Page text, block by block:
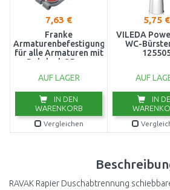
7,63 €
Franke
Armaturenbefestigung
für alle Armaturen mit
Bohrloch 35 mm
AUF LAGER
IN DEN
WARENKORB
Vergleichen
5,75 €
VILEDA
WC-
AUF
IN
RAVAK Rapier Duschabtrennung